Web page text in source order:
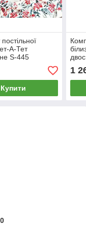
А-Тет
S-445
Купити
1